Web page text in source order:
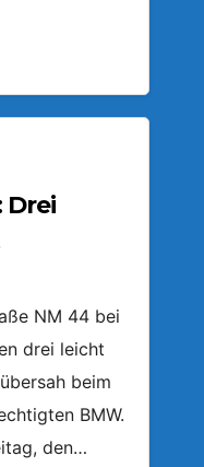
NM 44 bei
drei leicht
beim
BMW.
den…